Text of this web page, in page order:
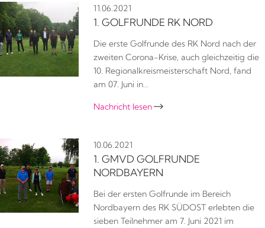
11.06.2021
1. GOLFRUNDE RK NORD
Die erste Golfrunde des RK Nord nach der
zweiten Corona-Krise, auch gleichzeitig die
10. Regionalkreismeisterschaft Nord, fand
am 07. Juni in…
Nachricht lesen 
10.06.2021
1. GMVD GOLFRUNDE
NORDBAYERN
Bei der ersten Golfrunde im Bereich
Nordbayern des RK SÜDOST erlebten die
sieben Teilnehmer am 7. Juni 2021 im